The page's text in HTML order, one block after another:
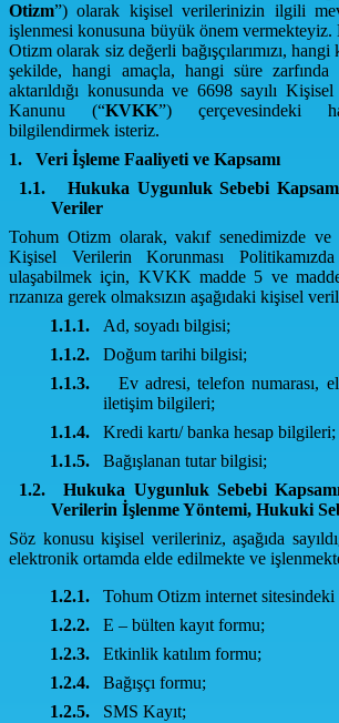
Otizm”) olarak kişisel verilerinizin ilgili
işlenmesi konusuna büyük önem vermekteyiz.
Otizm olarak siz değerli bağışçılarımızı,
şekilde, hangi amaçla, hangi süre
aktarıldığı konusunda ve 6698 sayılı
Kanunu (“KVKK”) çerçevesindeki
bilgilendirmek isteriz.
1.
Veri İşleme Faaliyeti ve Kapsamı
1.1.
Hukuka Uygunluk Sebebi
Veriler
Tohum Otizm olarak, vakıf senedimizde
Kişisel Verilerin Korunması
ulaşabilmek için, KVKK madde 5 ve madde
rızanıza gerek olmaksızın aşağıdaki kişisel
1.1.1.
Ad, soyadı bilgisi;
1.1.2.
Doğum tarihi bilgisi;
1.1.3.
Ev adresi, telefon numarası,
iletişim bilgileri;
1.1.4.
Kredi kartı/ banka hesap bilgileri;
1.1.5.
Bağışlanan tutar bilgisi;
1.2.
Hukuka Uygunluk Sebebi
Verilerin İşlenme Yöntemi, Hukuki
Söz konusu kişisel verileriniz, aşağıda
elektronik ortamda elde edilmekte ve
1.2.1.
Tohum Otizm internet
1.2.2.
E – bülten kayıt formu;
1.2.3.
Etkinlik katılım formu;
1.2.4.
Bağışçı formu;
1.2.5.
SMS Kayıt;